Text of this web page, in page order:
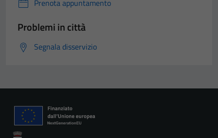
Prenota appuntamento
Problemi in città
Segnala disservizio